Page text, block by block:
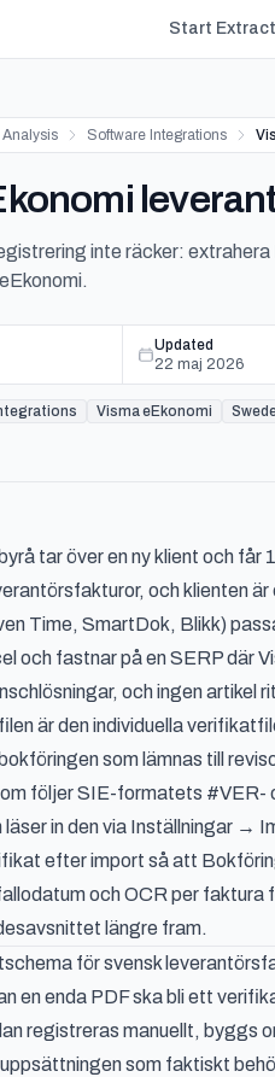
Start
Software Integrations
inte räcker:
Updated
22 maj 2026
Visma eEkonomi
tar över en ny klient och
och klienten
Time, SmartDok, Blikk)
och fastnar på en SERP där
och ingen artikel
är den individuella
som lämnas till
följer SIE-formatets #VER-
läser in den via Inställningar →
efter import så att
och OCR per
längre fram.
för svensk
en enda PDF ska bli ett
registreras manuellt, byggs
som faktiskt